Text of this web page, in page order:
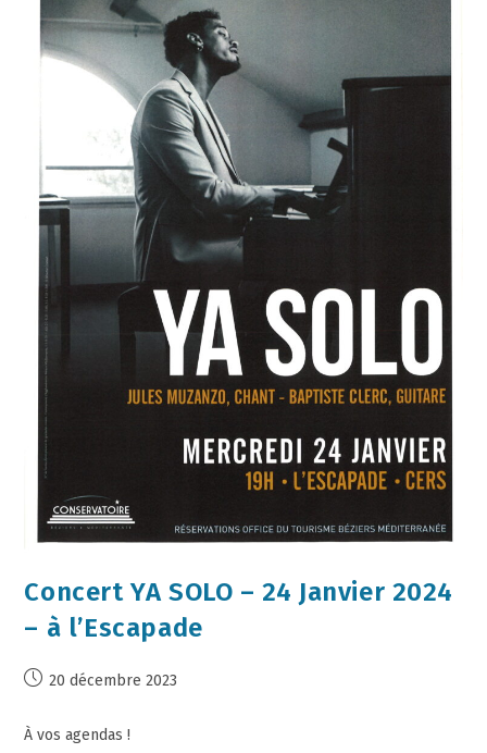
Concert YA SOLO – 24 Janvier 2024
– à l’Escapade
20 décembre 2023
À vos agendas !